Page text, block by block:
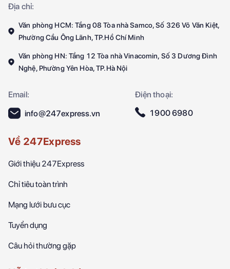
Địa chỉ:
Văn phòng HCM: Tầng 08 Tòa nhà Samco, Số 326 Võ Văn Kiệt,
Phường Cầu Ông Lãnh, TP.Hồ Chí Minh
Văn phòng HN: Tầng 12 Tòa nhà Vinacomin, Số 3 Dương Đình
Nghệ, Phường Yên Hòa, TP.Hà Nội
Email:
Điện thoại:
info@247express.vn
1900 6980
Về 247Express
Giới thiệu 247Express
Chỉ tiêu toàn trình
Mạng lưới bưu cục
Tuyển dụng
Câu hỏi thường gặp